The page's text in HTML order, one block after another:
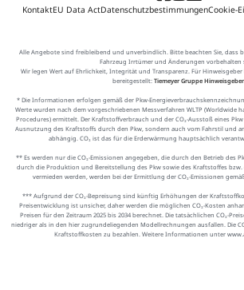
KontaktEU Data ActDatenschutzbestimmungenCookie-
Alle Angebote sind freibleibend und unverbindlich. Bitte beachten Sie, dass
Fahrzeug Irrtümer und Änderungen vorbehalten
Wir legen Wert auf Ehrlichkeit, Integrität und Transparenz. Für
bereitgestellt: Tiemeyer Gruppe Hinweisgeber
* Die Informationen erfolgen gemäß der Pkw-
Werte wurden nach dem vorgeschriebenen Messverfahren WLTP (Worldwide
Procedures) ermittelt. Der Kraftstoffverbrauch und der CO₂-Ausstoß eines
Ausnutzung des Kraftstoffs durch den Pkw, sondern auch vom Fahrstil und
abhängig. CO₂ ist das für die Erderwärmung hauptsächlich
** Es werden nur die CO₂-Emissionen angegeben, die durch den Betrieb des
durch die Produktion und Bereitstellung des Pkw sowie des Kraftstoffes
vermieden werden, werden bei der Ermittlung der CO₂-Emissionen
*** Aufgrund der CO₂-Bepreisung sind künftig Erhöhungen der
Preisentwicklung ist unsicher, daher werden die möglichen CO₂-Kosten
Preisen für den Zeitraum 2025 bis 2034 berechnet. Die tatsächlichen CO₂-
niedriger als in den hier zugrundeliegenden Modellrechnungen ausfallen. Die
Kraftstoffkosten zu bezahlen. Weitere Informationen unter